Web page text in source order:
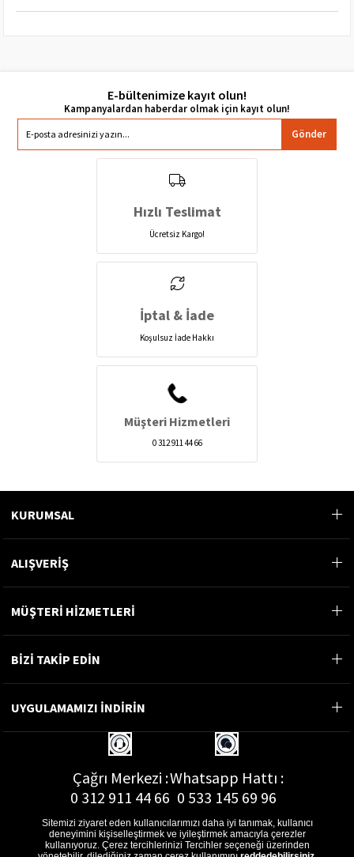
E-bültenimize kayıt olun!
Gönder
Hızlı Teslimat
Ücretsiz Kargo!
İptal & İade
Koşulsuz İade Hakkı
Müşteri Hizmetleri
0 312 911 44 66
KURUMSAL
ALIŞVERİŞ
MÜŞTERİ HİZMETLERİ
BİZİ TAKİP EDİN
UYGULAMAMIZI İNDİRİN
Çağrı Merkezi :
0 312 911 44 66
Whatsapp Hattı :
0 533 145 69 96
Sitemizi ziyaret eden kullanıcılarımızı daha iyi tanımak, kullanıcı
deneyimini kişiselleştirmek ve iyileştirmek amacıyla çerezler
kullanıyoruz. Çerez tercihlerinizi Tercihler seçeneği üzerinden